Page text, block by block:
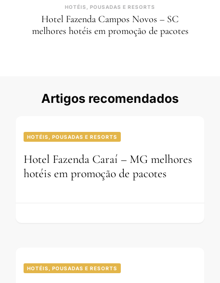
HOTÉIS, POUSADAS E RESORTS
Hotel Fazenda Campos Novos – SC
melhores hotéis em promoção de pacotes
Artigos recomendados
HOTÉIS, POUSADAS E RESORTS
Hotel Fazenda Caraí – MG melhores
hotéis em promoção de pacotes
HOTÉIS, POUSADAS E RESORTS